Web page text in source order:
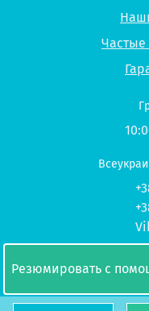
Частые
© 2026 UP-
Резюмировать с